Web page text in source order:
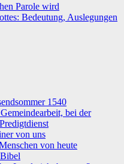
Parole wird
Bedeutung, Auslegungen
1540
bei der
von uns
von heute